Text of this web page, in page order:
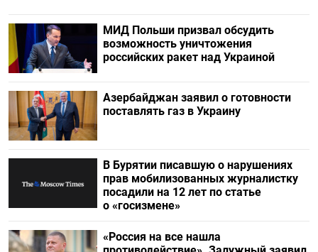
МИД Польши призвал обсудить
возможность уничтожения
российских ракет над Украиной
Азербайджан заявил о готовности
поставлять газ в Украину
В Бурятии писавшую о нарушениях
прав мобилизованных журналистку
посадили на 12 лет по статье
о «госизмене»
«Россия на все нашла